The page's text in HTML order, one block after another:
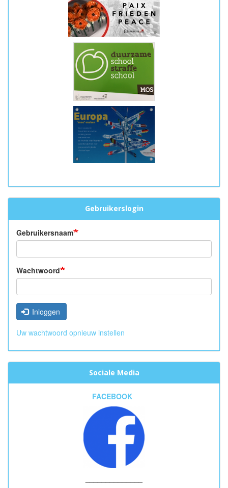
Gebruikerslogin
Gebruikersnaam
Wachtwoord
Inloggen
Uw wachtwoord opnieuw instellen
Sociale Media
FACEBOOK